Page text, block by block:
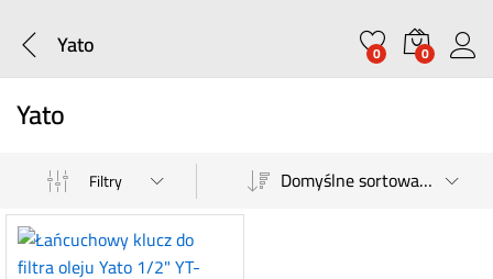
Yato 0 0
Yato
Filtry Domyślne sortowanie